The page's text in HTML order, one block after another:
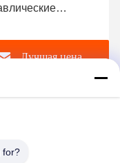
гидравлические
общего
Лучшая цена
And Hydraulic
for?